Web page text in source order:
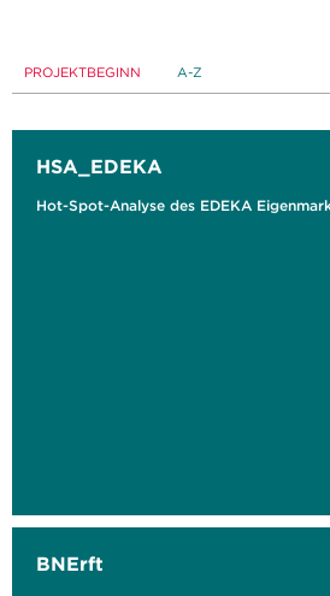
PROJEKTBEGINN A-Z
HSA_EDEKA
Hot-Spot-Analyse des EDEKA
BNErft